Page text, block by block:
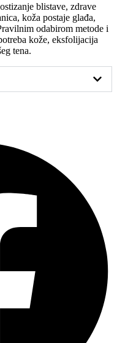
blistave, zdrave
koža postaje glađa,
odabirom metode i
kože, eksfolijacija
tena.